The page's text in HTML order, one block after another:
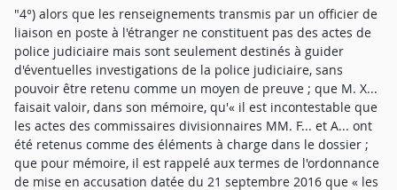
"4°) alors que les renseignements transmis par un officier de
liaison en poste à l'étranger ne constituent pas des actes de
police judiciaire mais sont seulement destinés à guider
d'éventuelles investigations de la police judiciaire, sans
pouvoir être retenu comme un moyen de preuve ; que M. X...
faisait valoir, dans son mémoire, qu'« il est incontestable que
les actes des commissaires divisionnaires MM. F... et A... ont
été retenus comme des éléments à charge dans le dossier ;
que pour mémoire, il est rappelé aux termes de l'ordonnance
de mise en accusation datée du 21 septembre 2016 que « les